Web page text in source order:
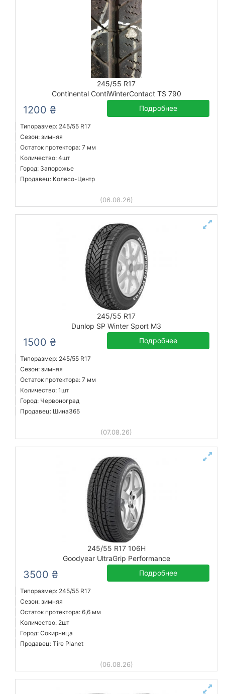
245/55 R17
Continental ContiWinterContact TS 790
1200 ₴ Подробнее
Типоразмер: 245/55 R17
Сезон: зимняя
Остаток протектора: 7 мм
Количество: 4шт
Город: Запорожье
Продавец: Колесо-Центр
(06.08.26)
245/55 R17
Dunlop SP Winter Sport M3
1500 ₴ Подробнее
Типоразмер: 245/55 R17
Сезон: зимняя
Остаток протектора: 7 мм
Количество: 1шт
Город: Червоноград
Продавец: Шина365
(07.08.26)
245/55 R17 106H
Goodyear UltraGrip Performance
3500 ₴ Подробнее
Типоразмер: 245/55 R17
Сезон: зимняя
Остаток протектора: 6,6 мм
Количество: 2шт
Город: Сокирница
Продавец: Tire Planet
(06.08.26)